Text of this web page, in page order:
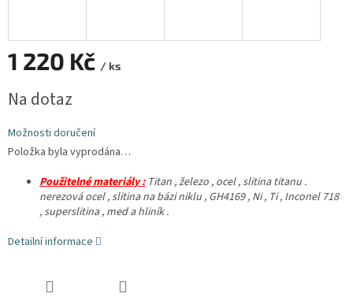
1 220 Kč / ks
cena:
Na dotaz
Možnosti doručení
Položka byla vyprodána…
Použitelné materiály : Titan , železo , ocel , slitina titanu .
nerezová ocel , slitina na bázi niklu , GH4169 , Ni , Ti , Inconel 718
, superslitina , med a hliník .
Detailní informace